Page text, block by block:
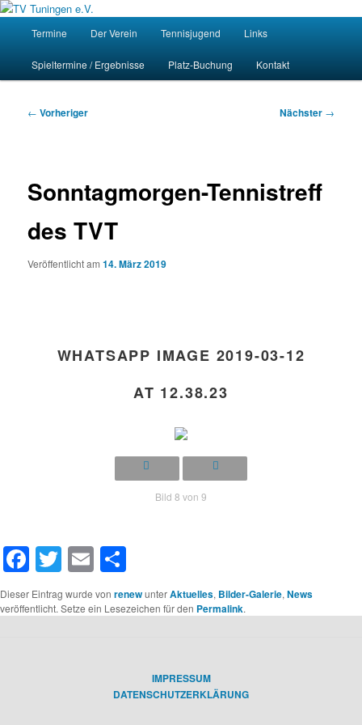
Zum
springenTV Tuningen e.V.
Homepage des Tennisvereins Tuningen e.V.
Termine Der Verein Tennisjugend Links
Spieltermine / Ergebnisse Platz-Buchung Kontakt
Beitragsnavigation
← Vorheriger Nächster →
Sonntagmorgen-Tennistreff
des TVT
Veröffentlicht am14. März 2019
WHATSAPP IMAGE 2019-03-12
AT 12.38.23
Bild 8 von 9
Facebook
Twitter
Email
Dieser Eintrag wurde von renewunterAktuelles, Bilder-Galerie, News
veröffentlicht. Setze ein Lesezeichen für den Permalink.
IMPRESSUM
DATENSCHUTZERKLÄRUNG